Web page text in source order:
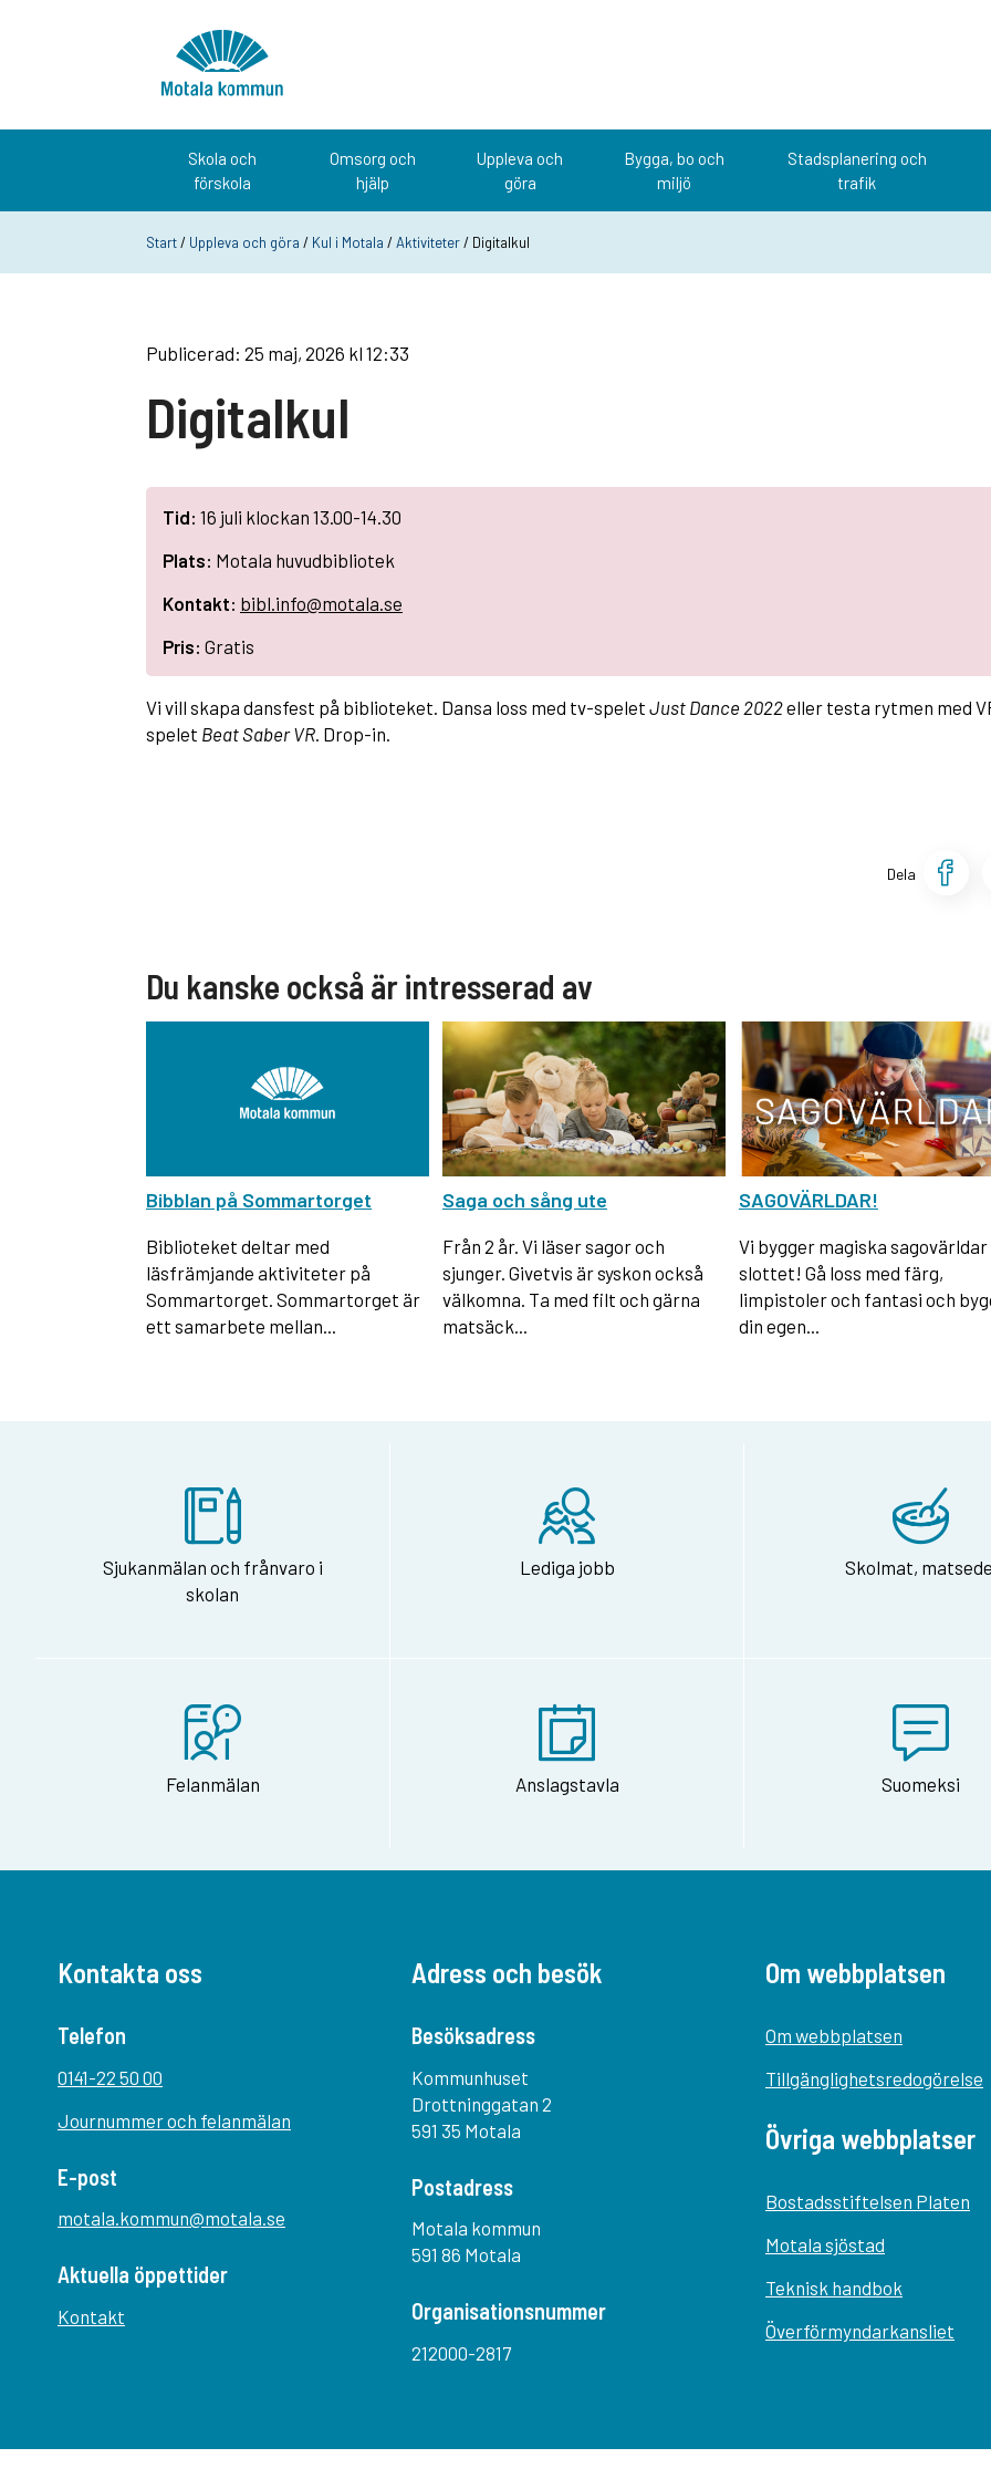
Skola och
förskola
Omsorg och
hjälp
Uppleva och
göra
Bygga, bo och
miljö
Stadsplanering och
trafik
Start/ Uppleva och göra / Kul i Motala /Aktiviteter/ Digitalkul
Publicerad: 25 maj, 2026 kl 12:33
Digitalkul
Tid: 16 juli klockan 13.00-14.30
Plats: Motala huvudbibliotek
Kontakt: bibl.info@motala.se
Pris: Gratis
Vi vill skapa dansfest på biblioteket. Dansa loss med tv-spelet Just Dance 2022eller testa rytmen med
spelet Beat Saber VR . Drop-in.
Dela
Du kanske också är intresserad av
Bibblan på Sommartorget
Biblioteket deltar med
läsfrämjande aktiviteter på
Sommartorget. Sommartorget är
ett samarbete mellan...
Saga och sång ute
Från 2 år. Vi läser sagor och
sjunger. Givetvis är syskon också
välkomna. Ta med filt och gärna
matsäck...
SAGOVÄRLDAR!
Vi bygger magiska sagovärldar
slottet! Gå loss med färg,
limpistoler och fantasi och
din egen...
Sjukanmälan och frånvaro i
skolan
Lediga jobb Skolmat,
Felanmälan Anslagstavla Suomeksi
Kontakta oss
Telefon
0141-22 50 00
Journummer och felanmälan
E-post
motala.kommun@motala.se
Aktuella öppettider
Kontakt
Adress och besök
Besöksadress
Kommunhuset
Drottninggatan 2
591 35 Motala
Postadress
Motala kommun
591 86 Motala
Organisationsnummer
212000-2817
Om webbplatsen
Om webbplatsen
Tillgänglighetsredogörelse
Övriga webbplatser
Bostadsstiftelsen Platen
Motala sjöstad
Teknisk handbok
Överförmyndarkansliet